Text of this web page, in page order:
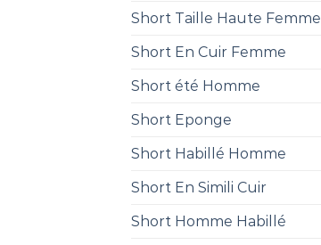
Short Taille Haute Femme
Short En Cuir Femme
Short été Homme
Short Eponge
Short Habillé Homme
Short En Simili Cuir
Short Homme Habillé